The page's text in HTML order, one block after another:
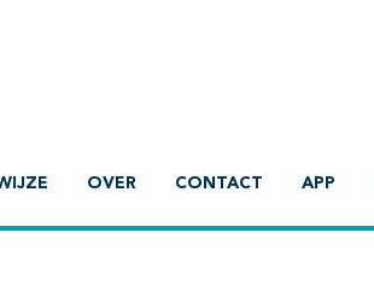
OVER CONTACT APP